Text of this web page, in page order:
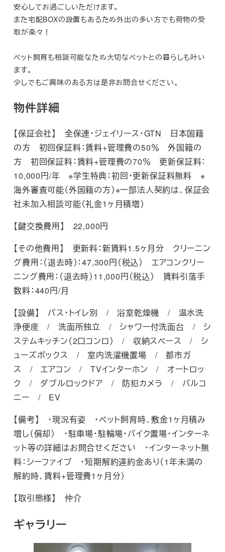
安心してお過ごしいただけます。
また宅配BOXの設置もあるため外出の多い方でも荷物の受
取が楽々！
ペット飼育も相談可能なため大切なペットとの暮らしも叶い
ます。
少しでもご興味のある方は是非お問合せください。
物件詳細
【保証会社】 全保連・ジェイリース・GTN 日本国籍
の方 初回保証料：賃料+管理費の50％ 外国籍の
方 初回保証料：賃料+管理費の70％ 更新保証料：
10,000円/年 ※学生特典：初回・更新保証料無料 ※
海外審査可能（外国籍の方）※一部法人契約は、保証会
社未加入相談可能（礼金1ヶ月積増）
【鍵交換費用】 22,000円
【その他費用】 更新料：新賃料1.5ヶ月分 クリーニン
グ費用：（退去時）：47,300円（税込） エアコンクリー
ニング費用：（退去時）11,000円（税込） 賃料引落手
数料：440円/月
【設備】 バス・トイレ別 / 浴室乾燥機 / 温水洗
浄便座 / 洗面所独立 / シャワー付洗面台 / シ
ステムキッチン（2口コンロ） / 収納スペース / シ
ューズボックス / 室内洗濯機置場 / 都市ガ
ス / エアコン / TVインターホン / オートロッ
ク / ダブルロックドア / 防犯カメラ / バルコ
ニー / EV
【備考】 ・現況有姿 ・ペット飼育時、敷金1ヶ月積み
増し（償却） ・駐車場・駐輪場・バイク置場・インターネ
ット等の詳細はお問合せください ・インターネット無
料：シーファイブ ・短期解約違約金あり（1年未満の
解約時、賃料+管理費1ヶ月分）
【取引態様】 仲介
ギャラリー